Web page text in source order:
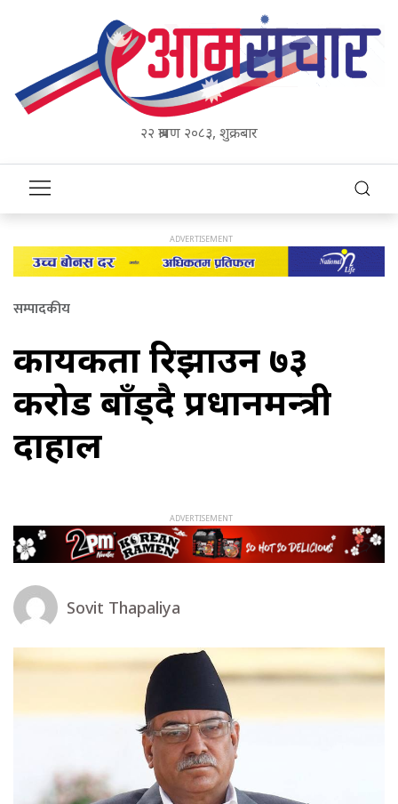
२२ श्रावण २०८३, शुक्रबार
सम्पादकीय
कार्यकर्ता रिझाउन ७३
करोड बाँड्दै प्रधानमन्त्री
दाहाल
Sovit Thapaliya